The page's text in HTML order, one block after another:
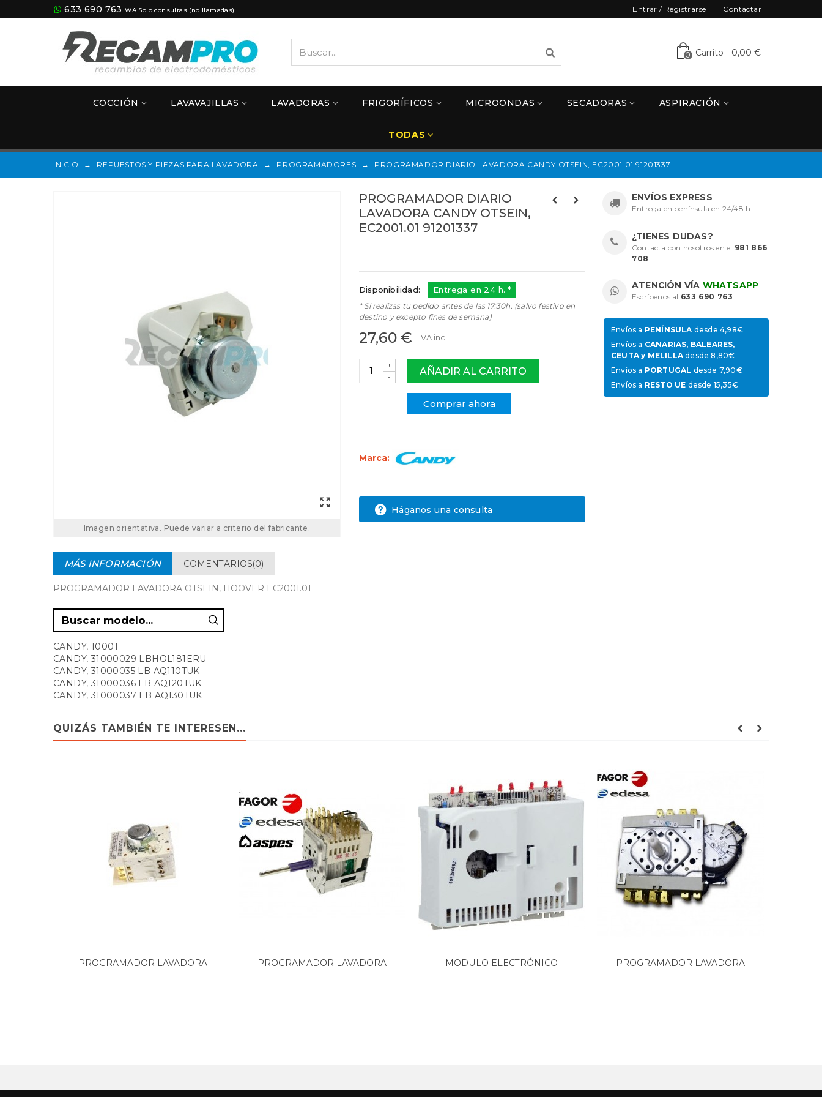
633 690 763 WA Solo consultas (no llamadas) Contactar
Entrar / Registrarse
0 Carrito - 0,00 €
COCCIÓN LAVAVAJILLAS LAVADORAS FRIGORÍFICOS MICROONDAS SECADORAS ASPIRACIÓN
TODAS
INICIO → REPUESTOS Y PIEZAS PARA LAVADORA → PROGRAMADORES → PROGRAMADOR DIARIO LAVADORA CANDY OTSEIN, EC2001.01 91201337
Imagen orientativa. Puede variar a criterio del fabricante.
PROGRAMADOR DIARIO
LAVADORA CANDY OTSEIN,
EC2001.01 91201337
Disponibilidad: Entrega en 24 h. *
* Si realizas tu pedido antes de las 17:30h. (salvo festivo en
destino y excepto fines de semana)
27,60 € IVA incl.
-
+
AÑADIR AL CARRITO
Comprar ahora
Marca:
Háganos una consulta
ENVÍOS EXPRESS
Entrega en península en 24/48 h.
¿TIENES DUDAS?
Contacta con nosotros en el 981 866
708 .
ATENCIÓN VÍA WHATSAPP
Escríbenos al 633 690 763.
Envíos a PENÍNSULAdesde 4,98€
Envíos a CANARIAS, BALEARES,
CEUTA y MELILLAdesde 8,80€
Envíos a PORTUGAL desde 7,90€
Envíos a RESTO UE desde 15,35€
MÁS INFORMACIÓN COMENTARIOS(0)
PROGRAMADOR LAVADORA OTSEIN, HOOVER EC2001.01
CANDY, 1000T
CANDY, 31000029 LBHOL181ERU
CANDY, 31000035 LB AQ110TUK
CANDY, 31000036 LB AQ120TUK
CANDY, 31000037 LB AQ130TUK
CANDY, 31000063 LBCBE 825TS5
CANDY, 31000064 LBCSBE840TS5
CANDY, 31000068 LBCTE103TVUN
CANDY, 31000148 LB CNE 78 T
CANDY, 31000149 LB CNE 88 T
CANDY, 31000150 LB CNE 108 T
CANDY, 31000151 LB CNE 128 T
CANDY, 31000161 LB CN105 TUK
CANDY, 31000251 LBCNE85TV FR
CANDY, 31000368 LB CNE 138 T
QUIZÁS TAMBIÉN TE INTERESEN...
PROGRAMADOR LAVADORA
PROGRAMADOR LAVADORA
MODULO ELECTRÓNICO
PROGRAMADOR LAVADORA